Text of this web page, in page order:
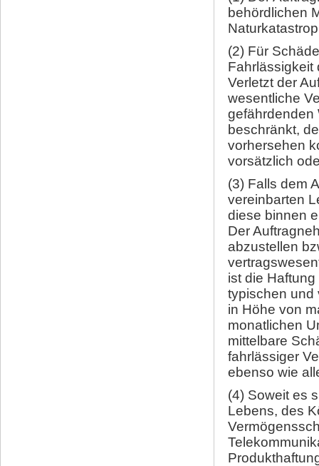
behördlichen
(2) Für
Fahrlässigkeit
Verletzt der
wesentliche
gefährdenden
beschränkt,
vorhersehen
vorsätzlich
(3) Falls dem
vereinbarten
diese binnen
Der
abzustellen
ist die
typischen und
in Höhe von
monatlichen
mittelbare
fahrlässiger
ebenso wie
(4) Soweit es
Lebens, des